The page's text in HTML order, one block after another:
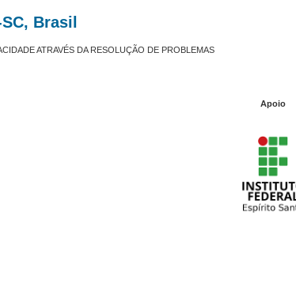
Brasil
ATRAVÉS DA RESOLUÇÃO DE PROBLEMAS
Apoio